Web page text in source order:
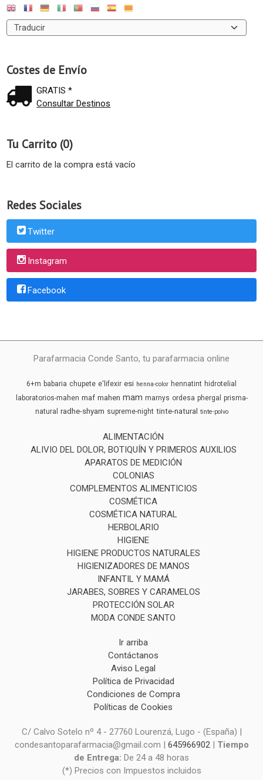
Costes de Envío
GRATIS *
Consultar Destinos
Tu Carrito (0)
El carrito de la compra está vacío
Redes Sociales
Twitter
Instagram
Facebook
Parafarmacia Conde Santo, tu parafarmacia online
6+m babaria chupete e'lifexir esi henna-color hennatint hidrotelial
laboratorios-mahen maf mahen mam marnys ordesa phergal prisma-
natural radhe-shyam supreme-night tinte-natural tinte-polvo
ALIMENTACIÓN
ALIVIO DEL DOLOR, BOTIQUÍN Y PRIMEROS AUXILIOS
APARATOS DE MEDICIÓN
COLONIAS
COMPLEMENTOS ALIMENTICIOS
COSMÉTICA
COSMÉTICA NATURAL
HERBOLARIO
HIGIENE
HIGIENE PRODUCTOS NATURALES
HIGIENIZADORES DE MANOS
INFANTIL Y MAMÁ
JARABES, SOBRES Y CARAMELOS
PROTECCIÓN SOLAR
MODA CONDE SANTO
Ir arriba
Contáctanos
Aviso Legal
Política de Privacidad
Condiciones de Compra
Políticas de Cookies
C/ Calvo Sotelo nº 4 - 27760 Lourenzá, Lugo - (España) |
condesantoparafarmacia@gmail.com | 645966902 | Tiempo
de Entrega: De 24 a 48 horas
(*) Precios con Impuestos incluidos